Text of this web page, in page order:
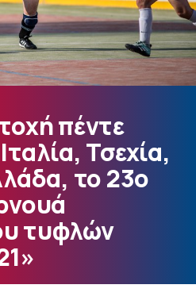
πέντε
Τσεχία,
το 23ο
τυφλών